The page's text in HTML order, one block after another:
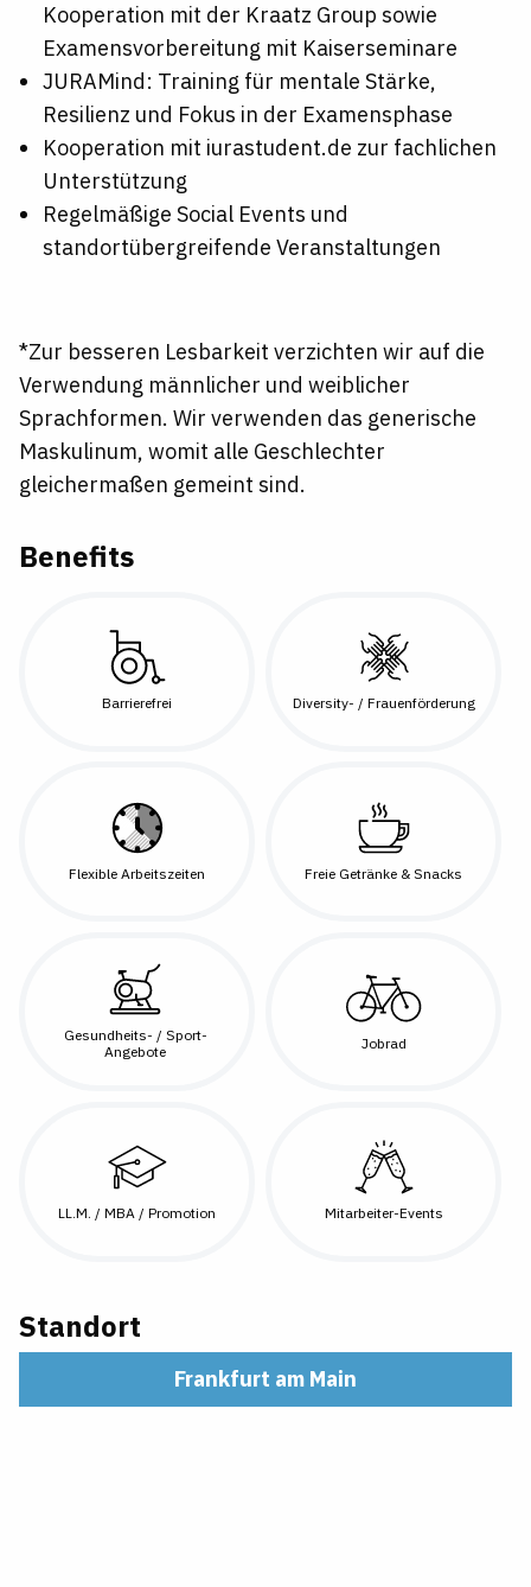
Kooperation mit der Kraatz Group sowie
Examensvorbereitung mit Kaiserseminare
JURAMind: Training für mentale Stärke,
Resilienz und Fokus in der Examensphase
Kooperation mit iurastudent.de zur fachlichen
Unterstützung
Regelmäßige Social Events und
standortübergreifende Veranstaltungen
*Zur besseren Lesbarkeit verzichten wir auf die
Verwendung männlicher und weiblicher
Sprachformen. Wir verwenden das generische
Maskulinum, womit alle Geschlechter
gleichermaßen gemeint sind.
Benefits
Barrierefrei Diversity- / Frauenförderung
Flexible Arbeitszeiten Freie Getränke & Snacks
Gesundheits- / Sport-
Angebote
Jobrad
LL.M. / MBA / Promotion Mitarbeiter-Events
Standort
Frankfurt am Main